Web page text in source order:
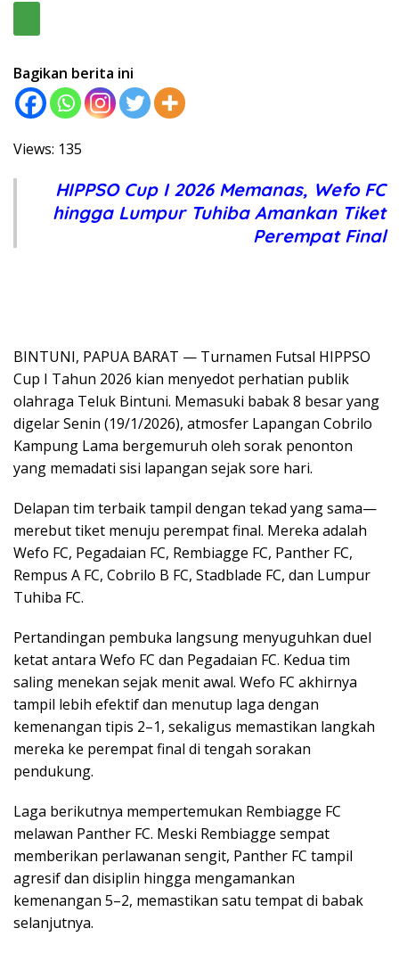
Bagikan berita ini
Views: 135
HIPPSO Cup I 2026 Memanas, Wefo FC
hingga Lumpur Tuhiba Amankan Tiket
Perempat Final
BINTUNI, PAPUA BARAT — Turnamen Futsal HIPPSO
Cup I Tahun 2026 kian menyedot perhatian publik
olahraga Teluk Bintuni. Memasuki babak 8 besar yang
digelar Senin (19/1/2026), atmosfer Lapangan Cobrilo
Kampung Lama bergemuruh oleh sorak penonton
yang memadati sisi lapangan sejak sore hari.
Delapan tim terbaik tampil dengan tekad yang sama—
merebut tiket menuju perempat final. Mereka adalah
Wefo FC, Pegadaian FC, Rembiagge FC, Panther FC,
Rempus A FC, Cobrilo B FC, Stadblade FC, dan Lumpur
Tuhiba FC.
Pertandingan pembuka langsung menyuguhkan duel
ketat antara Wefo FC dan Pegadaian FC. Kedua tim
saling menekan sejak menit awal. Wefo FC akhirnya
tampil lebih efektif dan menutup laga dengan
kemenangan tipis 2–1, sekaligus memastikan langkah
mereka ke perempat final di tengah sorakan
pendukung.
Laga berikutnya mempertemukan Rembiagge FC
melawan Panther FC. Meski Rembiagge sempat
memberikan perlawanan sengit, Panther FC tampil
agresif dan disiplin hingga mengamankan
kemenangan 5–2, memastikan satu tempat di babak
selanjutnya.